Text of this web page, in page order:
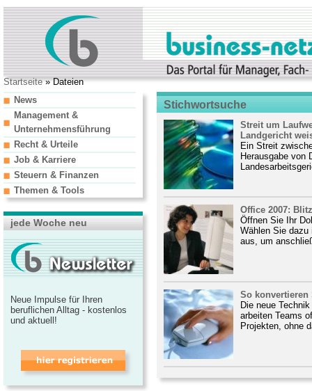
Startseite» Dateien
Stichwortsuche
Streit um
Landgericht
Ein Streit
Herausgabe von
Office 2007:
Öffnen Sie Ihr
Wählen Sie dazu
aus, um
So konvertieren
Die neue
arbeiten Teams
Projekten, ohne
News
Management &
Unternehmensführung
Recht & Urteile
Job & Karriere
Steuern & Finanzen
Themen & Tools
jede Woche neu
Neue Impulse für Ihren
beruflichen Alltag - kostenlos
und aktuell!